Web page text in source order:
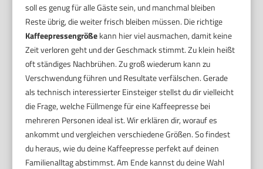
soll es genug für alle Gäste sein, und manchmal bleiben
Reste übrig, die weiter frisch bleiben müssen. Die richtige
Kaffeepressengrößekann hier viel ausmachen, damit keine
Zeit verloren geht und der Geschmack stimmt. Zu klein heißt
oft ständiges Nachbrühen. Zu groß wiederum kann zu
Verschwendung führen und Resultate verfälschen. Gerade
als technisch interessierter Einsteiger stellst du dir vielleicht
die Frage, welche Füllmenge für eine Kaffeepresse bei
mehreren Personen ideal ist. Wir erklären dir, worauf es
ankommt und vergleichen verschiedene Größen. So findest
du heraus, wie du deine Kaffeepresse perfekt auf deinen
Familienalltag abstimmst. Am Ende kannst du deine Wahl